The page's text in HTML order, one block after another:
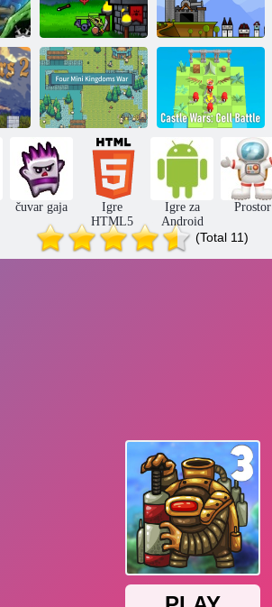
2 Vitez na straži 2
Dvorac Sand
Hill
2
Rat četiri mini-
kraljevstva
Ratovi dvorca:
BATTLO BART
čuvar gaja
Igre
HTML5
Igre za
Android
Prostor
(Total 11)